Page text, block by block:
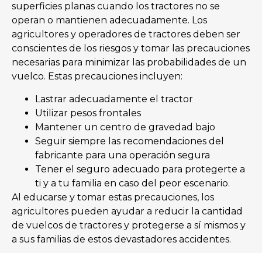
superficies planas cuando los tractores no se
operan o mantienen adecuadamente. Los
agricultores y operadores de tractores deben ser
conscientes de los riesgos y tomar las precauciones
necesarias para minimizar las probabilidades de un
vuelco. Estas precauciones incluyen:
Lastrar adecuadamente el tractor
Utilizar pesos frontales
Mantener un centro de gravedad bajo
Seguir siempre las recomendaciones del
fabricante para una operación segura
Tener el seguro adecuado para protegerte a
ti y a tu familia en caso del peor escenario.
Al educarse y tomar estas precauciones, los
agricultores pueden ayudar a reducir la cantidad
de vuelcos de tractores y protegerse a sí mismos y
a sus familias de estos devastadores accidentes.